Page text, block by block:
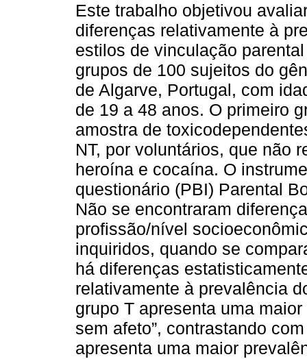
Este trabalho objetivou
diferenças relativamente à
estilos de vinculação
grupos de 100 sujeitos do
de Algarve, Portugal, com
de 19 a 48 anos. O primeiro
amostra de
NT, por voluntários, que não
heroína e cocaína. O
questionário (PBI) Parental
Não se encontraram
profissão/nível
inquiridos, quando se
há diferenças
relativamente à prevalência
grupo T apresenta uma
sem afeto”, contrastando
apresenta uma maior